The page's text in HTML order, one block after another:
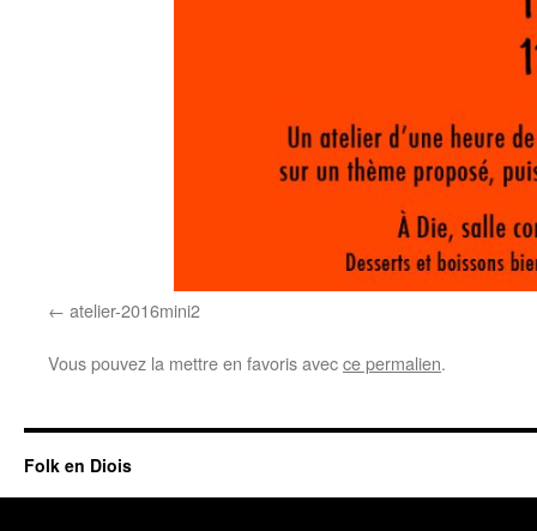
atelier-2016mini2
Vous pouvez la mettre en favoris avecce permalien.
Folk en Diois